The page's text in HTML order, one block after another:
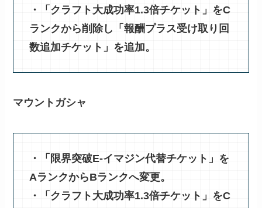
・「クラフト大成功率1.3倍チケット」をC
ランクから削除し「報酬プラス受け取り回
数追加チケット」を追加。
マウントガシャ
・「限界突破E-イマジン代替チケット」を
AランクからBランクへ変更。
・「クラフト大成功率1.3倍チケット」をC